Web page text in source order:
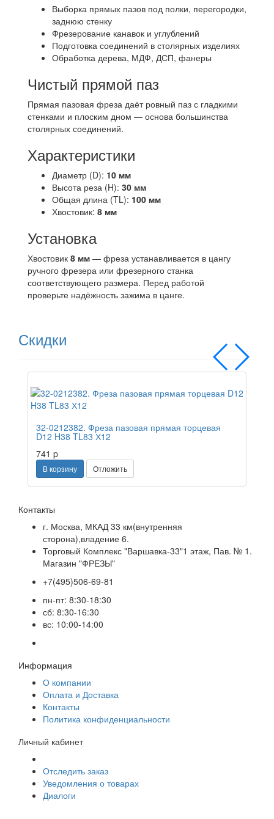
Выборка прямых пазов под полки, перегородки,
заднюю стенку
Фрезерование канавок и углублений
Подготовка соединений в столярных изделиях
Обработка дерева, МДФ, ДСП, фанеры
Чистый прямой паз
Прямая пазовая фреза даёт ровный паз с гладкими
стенками и плоским дном — основа большинства
столярных соединений.
Характеристики
Диаметр (D): 10 мм
Высота реза (H): 30 мм
Общая длина (TL): 100 мм
Хвостовик: 8 мм
Установка
Хвостовик 8 мм — фреза устанавливается в цангу
ручного фрезера или фрезерного станка
соответствующего размера. Перед работой
проверьте надёжность зажима в цанге.
Скидки
32-0212382. Фреза пазовая прямая торцевая
D12 H38 TL83 Х12
741 p
В корзину Отложить
Контакты
г. Москва, МКАД 33 км(внутренняя
сторона),владение 6.
Торговый Комплекс "Варшавка-33"1 этаж, Пав. № 1.
Магазин "ФРЕЗЫ"
+7(495)506-69-81
пн-пт: 8:30-18:30
сб: 8:30-16:30
вс: 10:00-14:00
Информация
О компании
Оплата и Доставка
Контакты
Политика конфиденциальности
Личный кабинет
Отследить заказ
Уведомления о товарах
Диалоги